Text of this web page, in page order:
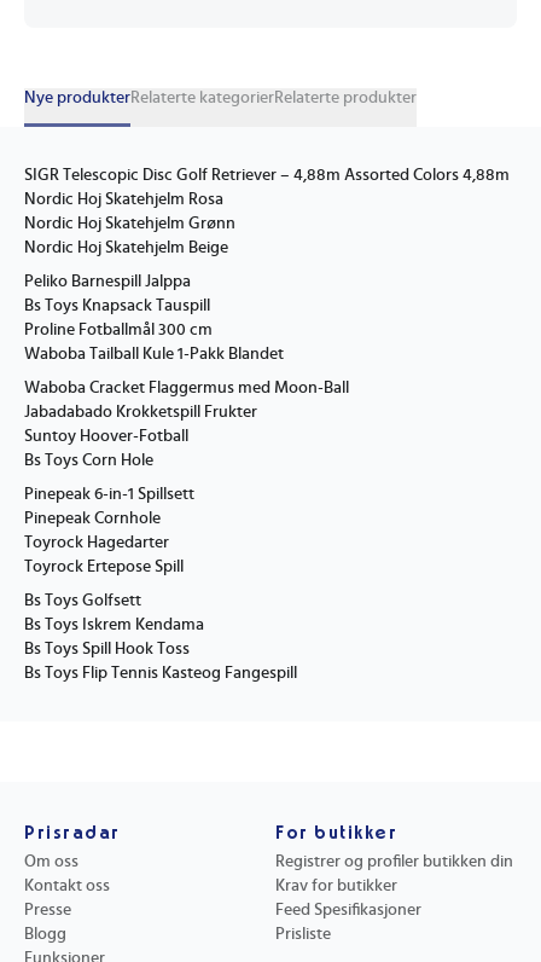
Nye produkterRelaterte kategorierRelaterte produkter
SIGR Telescopic Disc Golf Retriever – 4,88m Assorted Colors 4,88m
Nordic Hoj Skatehjelm Rosa
Nordic Hoj Skatehjelm Grønn
Nordic Hoj Skatehjelm Beige
Peliko Barnespill Jalppa
Bs Toys Knapsack Tauspill
Proline Fotballmål 300 cm
Waboba Tailball Kule 1-Pakk Blandet
Waboba Cracket Flaggermus med Moon-Ball
Jabadabado Krokketspill Frukter
Suntoy Hoover-Fotball
Bs Toys Corn Hole
Pinepeak 6-in-1 Spillsett
Pinepeak Cornhole
Toyrock Hagedarter
Toyrock Ertepose Spill
Bs Toys Golfsett
Bs Toys Iskrem Kendama
Bs Toys Spill Hook Toss
Bs Toys Flip Tennis Kasteog Fangespill
Prisradar
Om oss
Kontakt oss
Presse
Blogg
Funksjoner
For butikker
Registrer og profiler butikken din
Krav for butikker
Feed Spesifikasjoner
Prisliste